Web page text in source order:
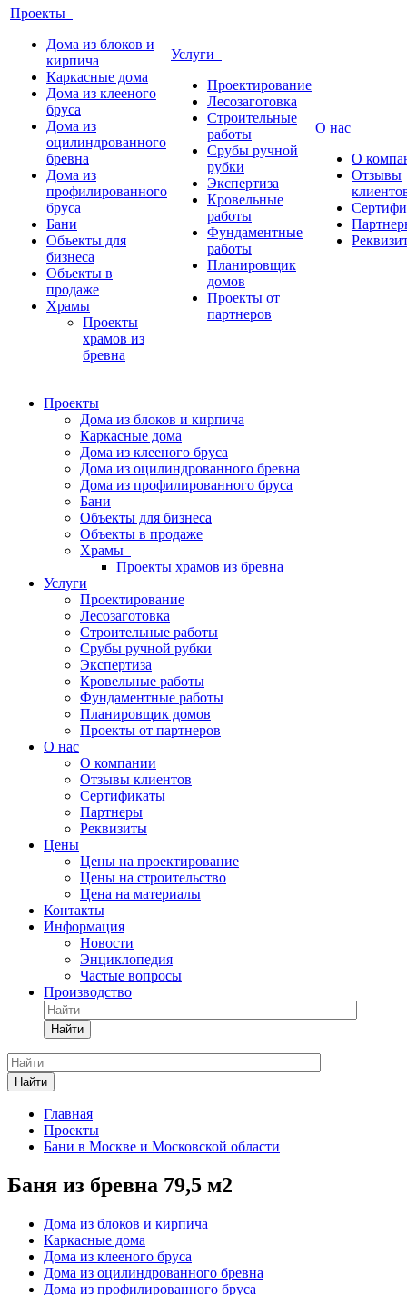
Проекты
Дома из блоков и
кирпича
Каркасные дома
Дома из клееного
бруса
Дома из
оцилиндрованного
бревна
Дома из
профилированного
бруса
Бани
Объекты для
бизнеса
Объекты в
продаже
Храмы
Проекты
храмов из
бревна
Услуги
Проектирование
Лесозаготовка
Строительные
работы
Срубы ручной
рубки
Экспертиза
Кровельные
работы
Фундаментные
работы
Планировщик
домов
Проекты от
партнеров
О нас
О
Отзывы
Проекты
Дома из блоков и кирпича
Каркасные дома
Дома из клееного бруса
Дома из оцилиндрованного бревна
Дома из профилированного бруса
Бани
Объекты для бизнеса
Объекты в продаже
Храмы
Проекты храмов из бревна
Услуги
Проектирование
Лесозаготовка
Строительные работы
Срубы ручной рубки
Экспертиза
Кровельные работы
Фундаментные работы
Планировщик домов
Проекты от партнеров
О нас
О компании
Отзывы клиентов
Сертификаты
Партнеры
Реквизиты
Цены
Цены на проектирование
Цены на строительство
Цена на материалы
Контакты
Информация
Новости
Энциклопедия
Частые вопросы
Производство
Найти
Найти
Главная
Проекты
Бани в Москве и Московской области
Баня из бревна 79,5 м2
Дома из блоков и кирпича
Каркасные дома
Дома из клееного бруса
Дома из оцилиндрованного бревна
Дома из профилированного бруса